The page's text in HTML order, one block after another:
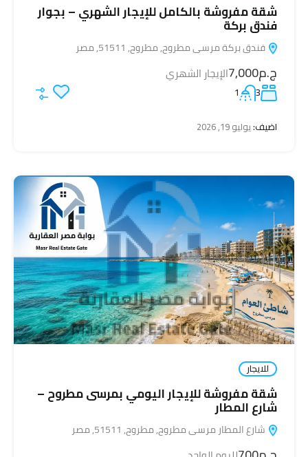
شقة مفروشة بالكامل للإيجار الشهري – بجوار
فندق بركة
فندق بركة مرسى مطروح, مطروح, 51511, مصر
ج.م7,000 الإيجار الشهري
3
1
اضيف:يوليو 19, 2026
للايجار
شقة مفروشة للإيجار اليومي بمرسى مطروح –
شارع المطار
شارع المطار مرسى مطروح, مطروح, 51511, مصر